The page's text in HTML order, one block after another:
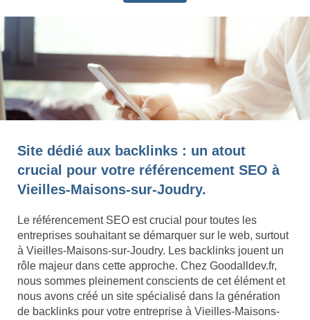
Site dédié aux backlinks : un atout
crucial pour votre référencement SEO à
Vieilles-Maisons-sur-Joudry.
Le référencement SEO est crucial pour toutes les
entreprises souhaitant se démarquer sur le web, surtout
à Vieilles-Maisons-sur-Joudry. Les backlinks jouent un
rôle majeur dans cette approche. Chez Goodalldev.fr,
nous sommes pleinement conscients de cet élément et
nous avons créé un site spécialisé dans la génération
de backlinks pour votre entreprise à Vieilles-Maisons-